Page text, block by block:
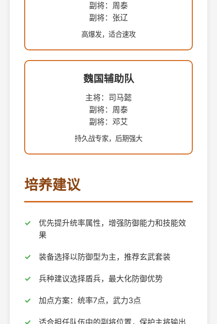
副将：周泰
副将：张辽
高爆发，适合速攻
魏国辅助队
主将：司马懿
副将：周泰
副将：邓艾
持久战专家，后期强大
培养建议
优先提升统率属性，增强防御能力和技能效
果
装备选择以防御型为主，推荐玄武套装
兵种建议选择盾兵，最大化防御优势
加点方案：统率7点，武力3点
适合担任队伍中的副将位置，保护主将输出